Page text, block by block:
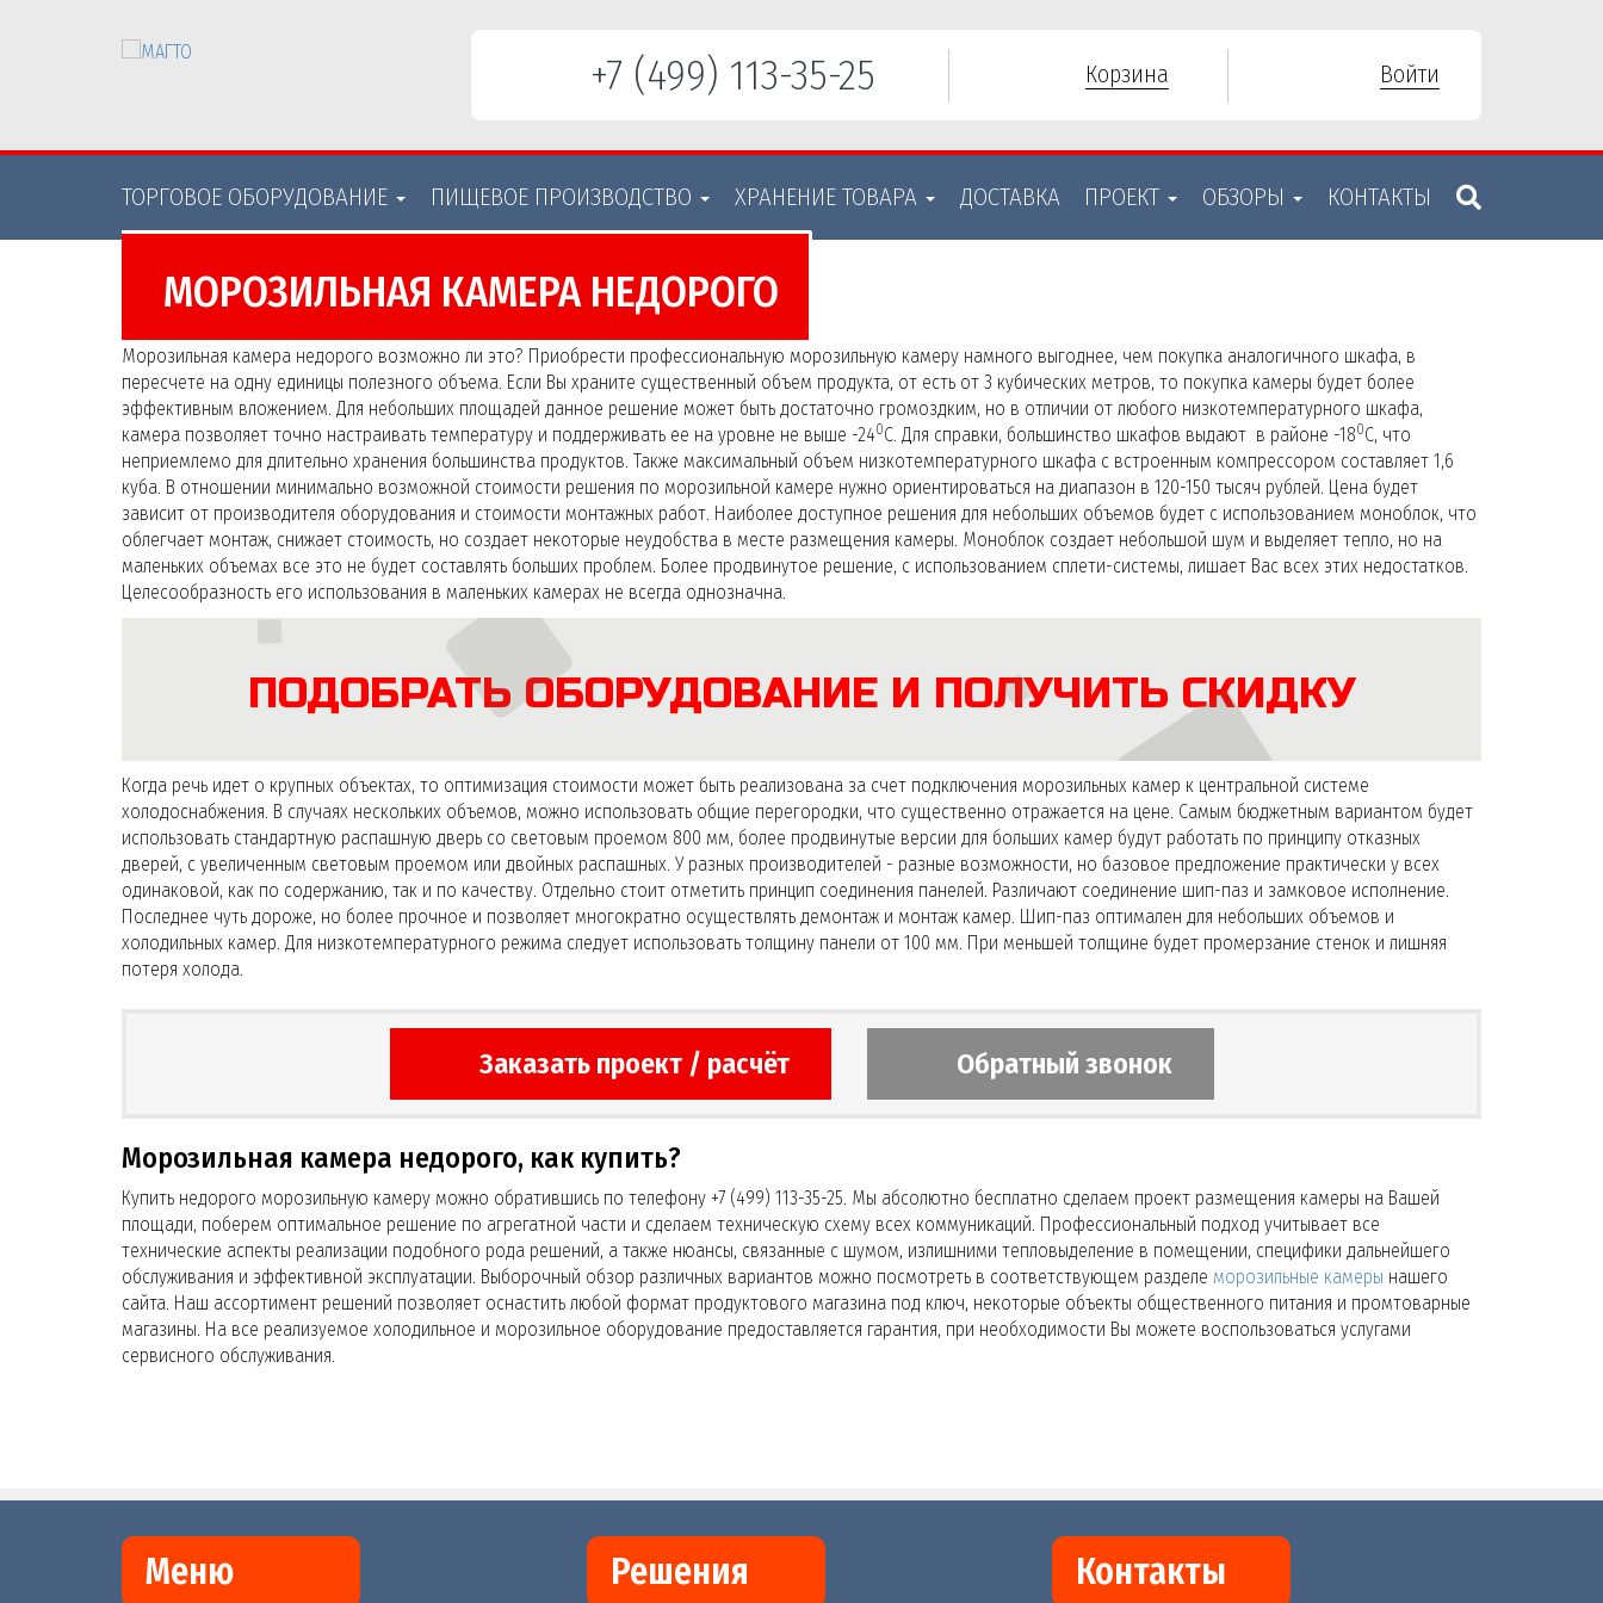
+7 (499) 113-35-25 Корзина Войти
ТОРГОВОЕ ОБОРУДОВАНИE ПИЩЕВОЕ ПРОИЗВОДСТВО ХРАНЕНИЕ ТОВАРА ДОСТАВКА ПРОЕКТ ОБЗОРЫ КОНТАКТЫ
МОРОЗИЛЬНАЯ КАМЕРА НЕДОРОГО
Морозильная камера недорого возможно ли это? Приобрести профессиональную морозильную камеру намного выгоднее, чем покупка аналогичного шкафа, в
пересчете на одну единицы полезного объема. Если Вы храните существенный объем продукта, от есть от 3 кубических метров, то покупка камеры будет более
эффективным вложением. Для небольших площадей данное решение может быть достаточно громоздким, но в отличии от любого низкотемпературного шкафа,
камера позволяет точно настраивать температуру и поддерживать ее на уровне не выше -240С. Для справки, большинство шкафов выдают в районе -180С, что
неприемлемо для длительно хранения большинства продуктов. Также максимальный объем низкотемпературного шкафа с встроенным компрессором составляет 1,6
куба. В отношении минимально возможной стоимости решения по морозильной камере нужно ориентироваться на диапазон в 120-150 тысяч рублей. Цена будет
зависит от производителя оборудования и стоимости монтажных работ. Наиболее доступное решения для небольших объемов будет с использованием моноблок, что
облегчает монтаж, снижает стоимость, но создает некоторые неудобства в месте размещения камеры. Моноблок создает небольшой шум и выделяет тепло, но на
маленьких объемах все это не будет составлять больших проблем. Более продвинутое решение, с использованием сплети-системы, лишает Вас всех этих недостатков.
Целесообразность его использования в маленьких камерах не всегда однозначна.
ПОДОБРАТЬ ОБОРУДОВАНИЕ И ПОЛУЧИТЬ СКИДКУ
Когда речь идет о крупных объектах, то оптимизация стоимости может быть реализована за счет подключения морозильных камер к центральной системе
холодоснабжения. В случаях нескольких объемов, можно использовать общие перегородки, что существенно отражается на цене. Самым бюджетным вариантом будет
использовать стандартную распашную дверь со световым проемом 800 мм, более продвинутые версии для больших камер будут работать по принципу отказных
дверей, с увеличенным световым проемом или двойных распашных. У разных производителей - разные возможности, но базовое предложение практически у всех
одинаковой, как по содержанию, так и по качеству. Отдельно стоит отметить принцип соединения панелей. Различают соединение шип-паз и замковое исполнение.
Последнее чуть дороже, но более прочное и позволяет многократно осуществлять демонтаж и монтаж камер. Шип-паз оптимален для небольших объемов и
холодильных камер. Для низкотемпературного режима следует использовать толщину панели от 100 мм. При меньшей толщине будет промерзание стенок и лишняя
потеря холода.
Заказать проект / расчёт Обратный звонок
Морозильная камера недорого, как купить?
Купить недорого морозильную камеру можно обратившись по телефону +7 (499) 113-35-25. Мы абсолютно бесплатно сделаем проект размещения камеры на Вашей
площади, поберем оптимальное решение по агрегатной части и сделаем техническую схему всех коммуникаций. Профессиональный подход учитывает все
технические аспекты реализации подобного рода решений, а также нюансы, связанные с шумом, излишними тепловыделение в помещении, специфики дальнейшего
обслуживания и эффективной эксплуатации. Выборочный обзор различных вариантов можно посмотреть в соответствующем разделе морозильные камеры нашего
сайта. Наш ассортимент решений позволяет оснастить любой формат продуктового магазина под ключ, некоторые объекты общественного питания и промтоварные
магазины. На все реализуемое холодильное и морозильное оборудование предоставляется гарантия, при необходимости Вы можете воспользоваться услугами
сервисного обслуживания.
Меню Решения Контакты